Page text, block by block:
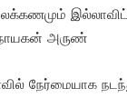
நாயகன் அருண்
நேர்மையாக